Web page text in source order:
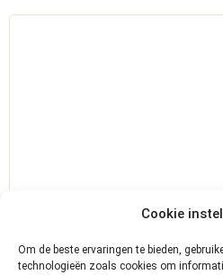
Cookie
Om de beste ervaringen te bieden,
technologieën zoals cookies om